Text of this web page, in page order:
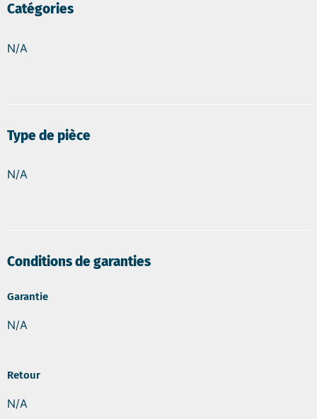
Catégories
N/A
Type de pièce
N/A
Conditions de garanties
Garantie
N/A
Retour
N/A